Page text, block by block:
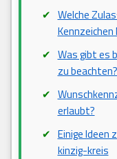
Welche
Was gibt es
zu beachten?
erlaubt?
Einige Ideen
kinzig-kreis